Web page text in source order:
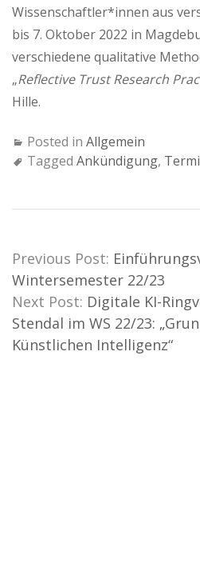
Wissenschaftler*innen aus
bis 7. Oktober 2022 in
verschiedene qualitative
„Reflective Trust Research
Hille.
Posted in Allgemein
Tagged Ankündigung,
Previous Post:
Wintersemester 22/23
Next Post: Digitale KI-
Stendal im WS 22/23:
Künstlichen Intelligenz“